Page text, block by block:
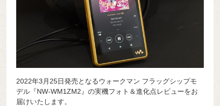
2022年3月25日発売となるウォークマン フラッグシップモ
デル『NW-WM1ZM2』の実機フォト＆進化点レビューをお
届けいたします。